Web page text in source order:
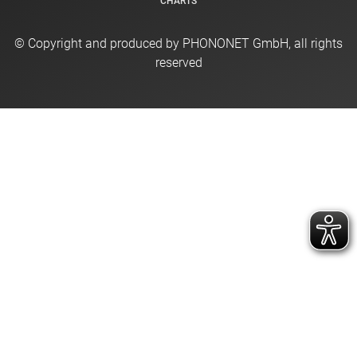
© Copyright and produced by PHONONET GmbH, all rights
reserved